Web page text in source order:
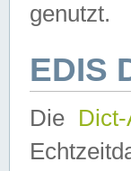
genutzt.
EDIS
Die Dict-